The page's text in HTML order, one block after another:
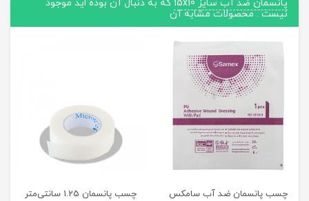
پانسمان ضد آب سایز 15x10
که به دنبال آن بوده اید موجود
نیست . محصولات مشابه آن
چسب پانسمان ضد آب سامکس چسب پانسمان 1.25 سانتی‌متر